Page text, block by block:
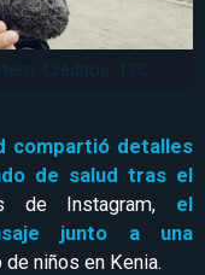
Créditos: 13C
compartió detalles
de salud tras el
de Instagram, el
junto a una
niños en Kenia.